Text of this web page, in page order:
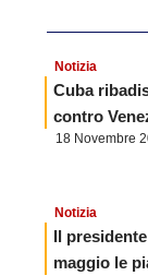
Notizia
Cuba
contro
18 Novembre
Notizia
Il
maggio le